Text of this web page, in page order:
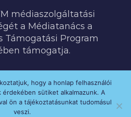
médiaszolgáltatási
a Médiatanács a
Támogatási Program
támogatja.
© 2020 MANNA FM
hogy a honlap felhasználói
érdekében sütiket alkalmazunk. A
ön a tájékoztatásunkat tudomásul
veszi.